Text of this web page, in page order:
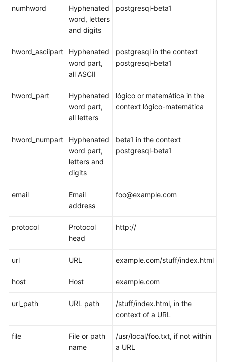
同
发
法
(9.1.0.x)
numhword
Hyphenated
word, letters
and digits
postgresql-beta1
hword_asciipart
Hyphenated
word part,
all ASCII
postgresql in the context
postgresql-beta1
hword_part
Hyphenated
word part,
all letters
lógico or matemática in the
context lógico-matemática
hword_numpart
Hyphenated
word part,
letters and
digits
beta1 in the context
postgresql-beta1
email
Email
address
foo@example.com
protocol
Protocol
head
http://
url URL example.com/stuff/index.html
host Host example.com
url_path URL path
/stuff/index.html, in the
context of a URL
file
File or path
name
/usr/local/foo.txt, if not within
a URL